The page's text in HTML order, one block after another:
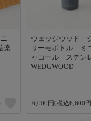
ニ
楽
ウェッジウッド
サーモボトル
ャコール ステ
WEDGWOOD
6,000円(税込6,600